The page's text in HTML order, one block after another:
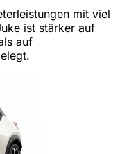
mit viel
ist stärker auf
auf